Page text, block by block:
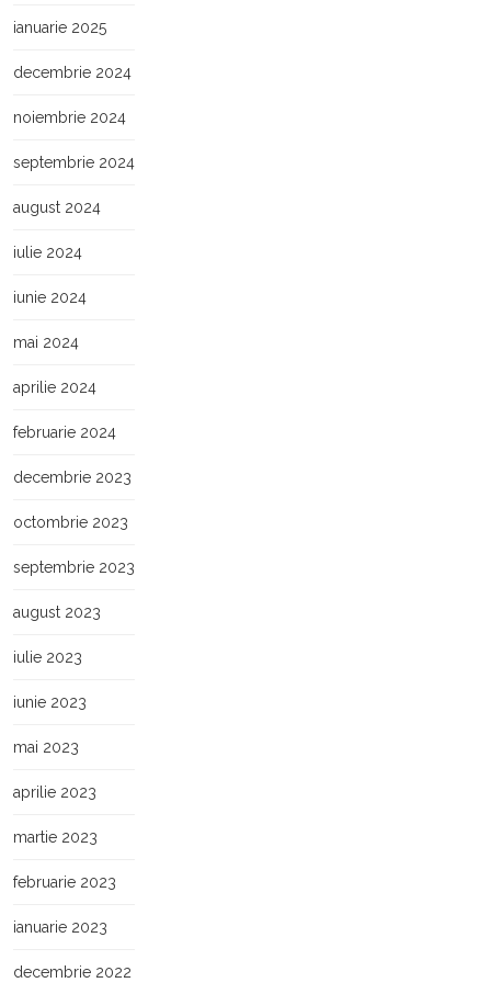
ianuarie 2025
decembrie 2024
noiembrie 2024
septembrie 2024
august 2024
iulie 2024
iunie 2024
mai 2024
aprilie 2024
februarie 2024
decembrie 2023
octombrie 2023
septembrie 2023
august 2023
iulie 2023
iunie 2023
mai 2023
aprilie 2023
martie 2023
februarie 2023
ianuarie 2023
decembrie 2022